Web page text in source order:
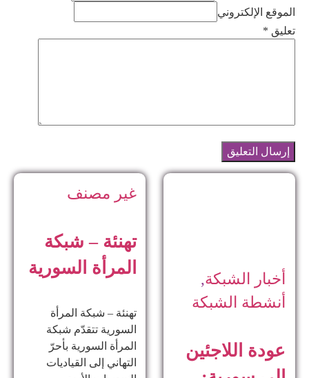
الموقع الإلكتروني
تعليق *
أخبار الشبكة,
أنشطة الشبكة
عودة اللاجئين
غير مصنف
تهنئة – شبكة
المرأة السورية
تهنئة – شبكة المرأة
السورية تتقدّم شبكة
المرأة السورية بأحرّ
التهاني إلى القياديات